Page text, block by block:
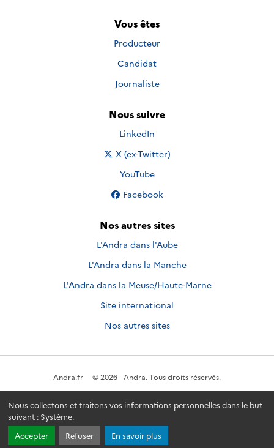
Nous collectons et traitons vos informations personnelles dans le but
suivant : Système.
Accepter
Refuser En savoir plus
Vous êtes
Producteur
Candidat
Journaliste
Nous suivre
Nous suivre sur
LinkedIn
Nous suivre sur
X (ex-Twitter)
Nous suivre sur
YouTube
Nous suivre sur
Facebook
Nos autres sites
L'Andra dans l'Aube
L'Andra dans la Manche
L'Andra dans la Meuse/Haute-Marne
Site international
Nos autres sites
Andra.fr © 2026 - Andra. Tous droits réservés.